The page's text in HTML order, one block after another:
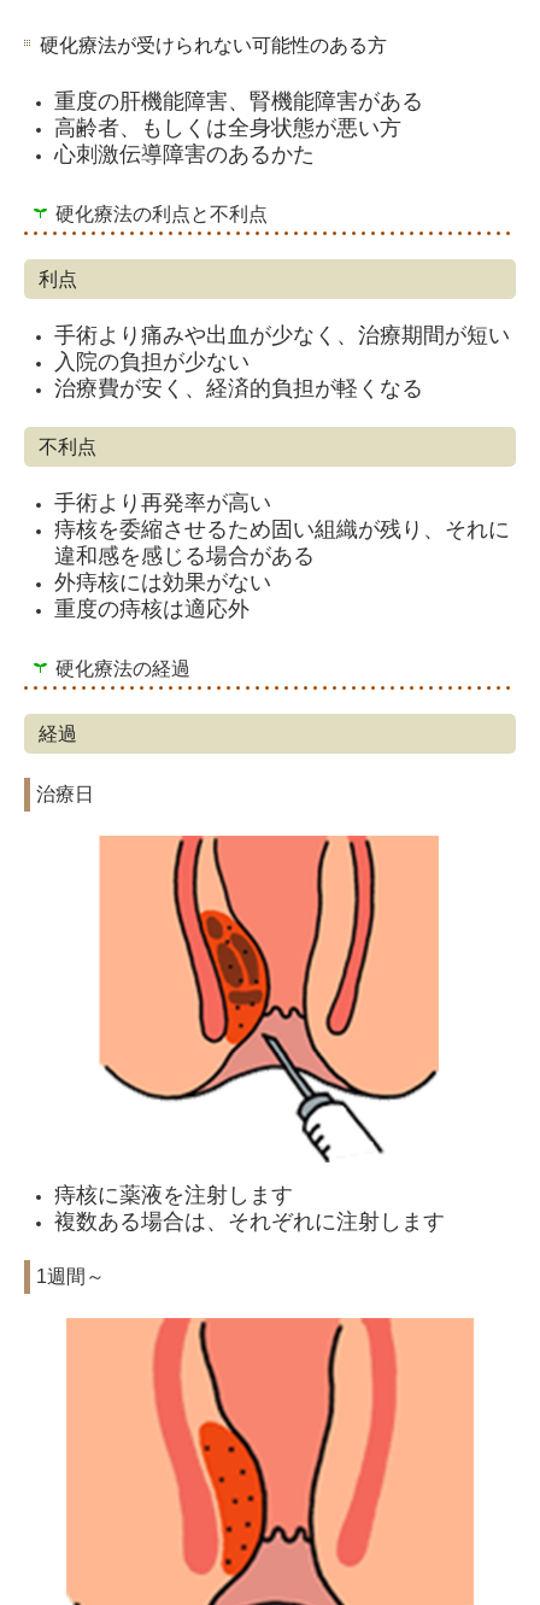
硬化療法が受けられない可能性のある方
重度の肝機能障害、腎機能障害がある
高齢者、もしくは全身状態が悪い方
心刺激伝導障害のあるかた
硬化療法の利点と不利点
利点
手術より痛みや出血が少なく、治療期間が短い
入院の負担が少ない
治療費が安く、経済的負担が軽くなる
不利点
手術より再発率が高い
痔核を委縮させるため固い組織が残り、それに
違和感を感じる場合がある
外痔核には効果がない
重度の痔核は適応外
硬化療法の経過
経過
治療日
痔核に薬液を注射します
複数ある場合は、それぞれに注射します
1週間～